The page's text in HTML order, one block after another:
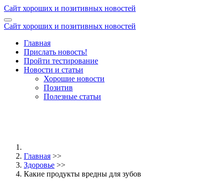
Сайт хороших и позитивных новостей
Сайт хороших и позитивных новостей
Главная
Прислать новость!
Пройти тестирование
Новости и статьи
Хорошие новости
Позитив
Полезные статьи
Главная >>
Здоровье >>
Какие продукты вредны для зубов